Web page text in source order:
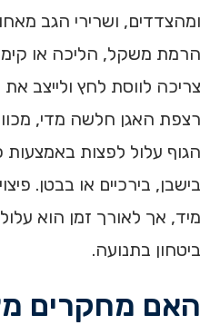
ומהצדדים, ושרירי הגב
הרמת משקל, הליכה או
צריכה לווסת לחץ ולייצב
רצפת האגן חלשה מדי,
הגוף עלול לפצות באמצעות
בישבן, בירכיים או בבטן.
מיד, אך לאורך זמן הוא
ביטחון בתנועה.
האם מחקרים